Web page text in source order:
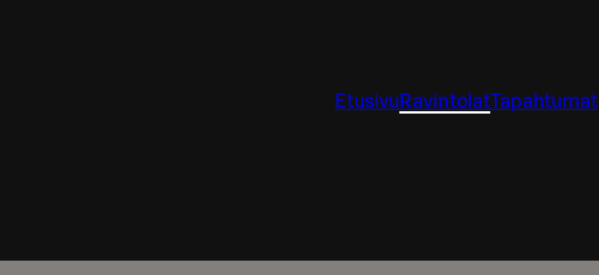
Etusivu RavintolatTapahtumat